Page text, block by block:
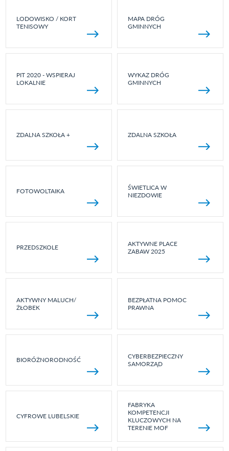
LODOWISKO / KORT
TENISOWY
MAPA DRÓG
GMINNYCH
PIT 2020 - WSPIERAJ
LOKALNIE
WYKAZ DRÓG
GMINNYCH
ZDALNA SZKOŁA + ZDALNA SZKOŁA
FOTOWOLTAIKA
ŚWIETLICA W
NIEZDOWIE
PRZEDSZKOLE
AKTYWNE PLACE
ZABAW 2025
AKTYWNY MALUCH/
ŻŁOBEK
BEZPŁATNA POMOC
PRAWNA
BIORÓŻNORODNOŚĆ
CYBERBEZPIECZNY
SAMORZĄD
CYFROWE LUBELSKIE
FABRYKA
KOMPETENCJI
KLUCZOWYCH NA
TERENIE MOF